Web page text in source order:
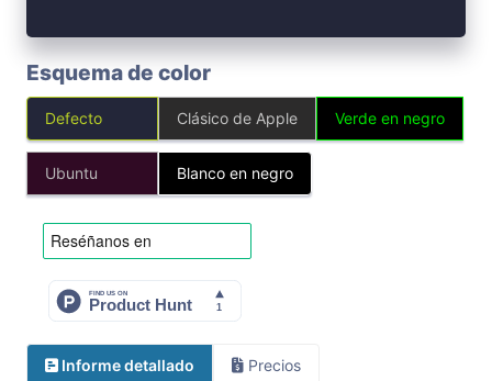
Esquema de color
Defecto Clásico de Apple Verde en negro
Ubuntu Blanco en negro
Informe detallado Precios